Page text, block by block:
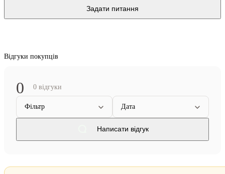
Задати питання
Відгуки покупців
0 0 відгуки
Фільтр Дата
Написати відгук